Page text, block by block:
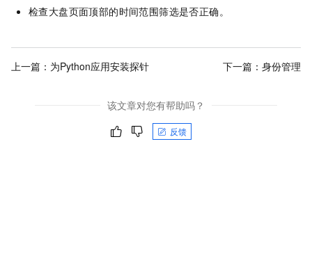
检查大盘页面顶部的时间范围筛选是否正确。
上一篇： 为Python应用安装探针 下一篇： 身份管理
该文章对您有帮助吗？
反馈